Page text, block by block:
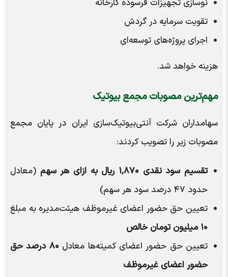
نوسازی تجهیزات فرسوده کارخانه
تقویت سرمایه در گردش
اجرای پروژه‌های توسعه‌ای
هزینه خواهد شد.
مهم‌ترین مصوبات مجمع بیوتیک
سهامداران شرکت آنتی‌بیوتیک‌سازی ایران در پایان مجمع
مصوبات زیر را تصویب کردند:
تقسیم سود نقدی ۱,۸۷۰ ریال به ازای هر سهم
(معادل
حدود ۴۷ درصد سود هر سهم)
تعیین حق حضور اعضای غیرموظف هیئت‌مدیره به مبلغ
۱۰ میلیون تومان خالص
تعیین حق حضور اعضای کمیته‌ها معادل
۸۰ درصد حق
حضور اعضای غیرموظف